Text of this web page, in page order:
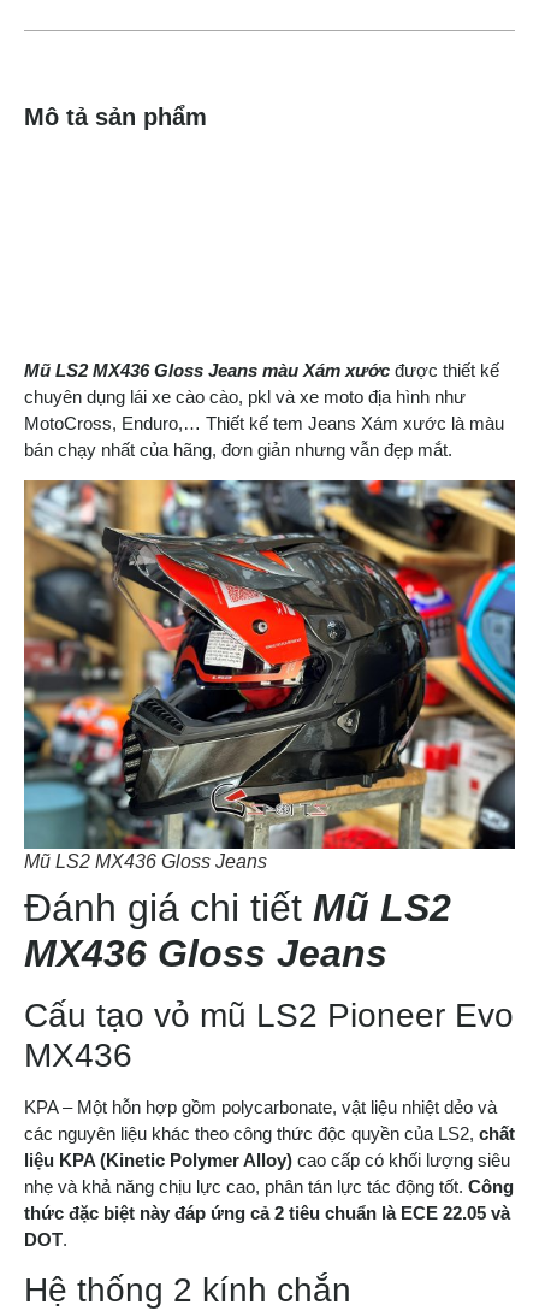
Mô tả sản phẩm
Mũ LS2 MX436 Gloss Jeans màu Xám xước được thiết kế
chuyên dụng lái xe cào cào, pkl và xe moto địa hình như
MotoCross, Enduro,… Thiết kế tem Jeans Xám xước là màu
bán chạy nhất của hãng, đơn giản nhưng vẫn đẹp mắt.
Mũ LS2 MX436 Gloss Jeans
Đánh giá chi tiết Mũ LS2
MX436 Gloss Jeans
Cấu tạo vỏ mũ LS2 Pioneer Evo
MX436
KPA – Một hỗn hợp gồm polycarbonate, vật liệu nhiệt dẻo và
các nguyên liệu khác theo công thức độc quyền của LS2, chất
liệu KPA (Kinetic Polymer Alloy) cao cấp có khối lượng siêu
nhẹ và khả năng chịu lực cao, phân tán lực tác động tốt. Công
thức đặc biệt này đáp ứng cả 2 tiêu chuẩn là ECE 22.05 và
DOT.
Hệ thống 2 kính chắn